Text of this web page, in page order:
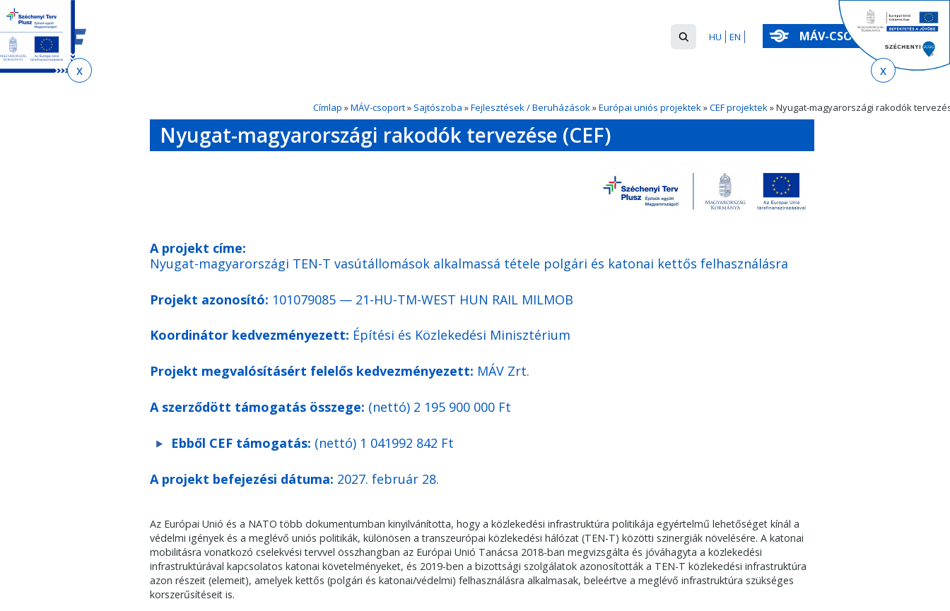
Ugrás
tartalomra
Ugrás
az
oldaltérképre
EN
HU
Keresés
űrlap
Keresés
MÁV-CSOPORT
Címlap »MÁV-csoport» Sajtószoba »Fejlesztések / Beruházások»Európai uniós projektek»CEF projektek» Nyugat-magyarországi rakodók
Nyugat-magyarországi rakodók tervezése (CEF)
A projekt címe:
Nyugat-magyarországi TEN-T vasútállomások alkalmassá tétele polgári és katonai kettős felhasználásra
Projekt azonosító: 101079085 — 21-HU-TM-WEST HUN RAIL MILMOB
Koordinátor kedvezményezett: Építési és Közlekedési Minisztérium
Projekt megvalósításért felelős kedvezményezett: MÁV Zrt.
A szerződött támogatás összege: (nettó) 2 195 900 000 Ft
Ebből CEF támogatás: (nettó) 1 041992 842 Ft
A projekt befejezési dátuma: 2027. február 28.
Az Európai Unió és a NATO több dokumentumban kinyilvánította, hogy a közlekedési infrastruktúra politikája egyértelmű lehetőséget kínál a
védelmi igények és a meglévő uniós politikák, különösen a transzeurópai közlekedési hálózat (TEN-T) közötti szinergiák növelésére. A katonai
mobilitásra vonatkozó cselekvési tervvel összhangban az Európai Unió Tanácsa 2018-ban megvizsgálta és jóváhagyta a közlekedési
infrastruktúrával kapcsolatos katonai követelményeket, és 2019-ben a bizottsági szolgálatok azonosították a TEN-T közlekedési infrastruktúra
azon részeit (elemeit), amelyek kettős (polgári és katonai/védelmi) felhasználásra alkalmasak, beleértve a meglévő infrastruktúra szükséges
korszerűsítéseit is.